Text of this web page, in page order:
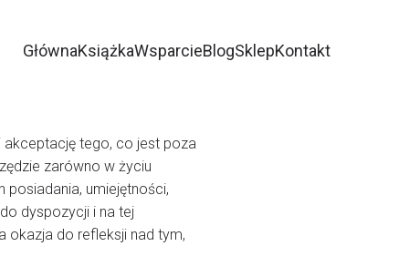
GłównaKsiążkaWsparcieBlogSklepKontakt
akceptację tego, co jest poza
zarówno w życiu
umiejętności,
dyspozycji i na tej
okazja do refleksji nad tym,